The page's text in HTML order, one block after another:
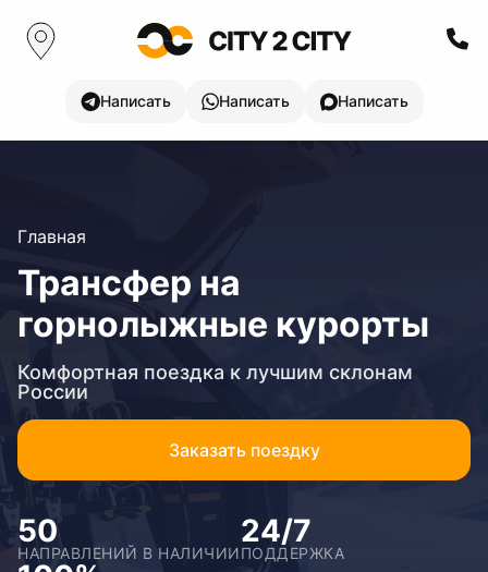
Написать Написать Написать
Главная
Трансфер на
горнолыжные курорты
Комфортная поездка к лучшим склонам
России
Заказать поездку
50
НАПРАВЛЕНИЙ В НАЛИЧИИ
24/7
ПОДДЕРЖКА